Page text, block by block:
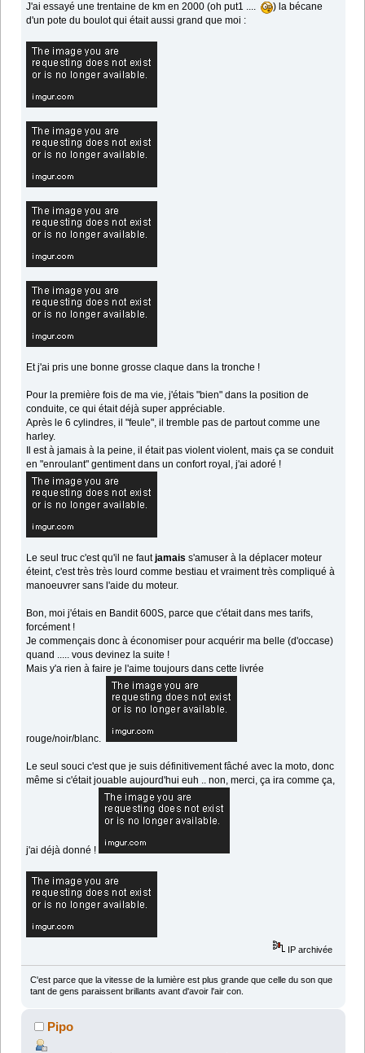
J'ai essayé une trentaine de km en 2000 (oh put1 ....
) la bécane
d'un pote du boulot qui était aussi grand que moi :
Et j'ai pris une bonne grosse claque dans la tronche !
Pour la première fois de ma vie, j'étais "bien" dans la position de
conduite, ce qui était déjà super appréciable.
Après le 6 cylindres, il "feule", il tremble pas de partout comme une
harley.
Il est à jamais à la peine, il était pas violent violent, mais ça se conduit
en "enroulant" gentiment dans un confort royal, j'ai adoré !
Le seul truc c'est qu'il ne fautjamais s'amuser à la déplacer moteur
éteint, c'est très très lourd comme bestiau et vraiment très compliqué à
manoeuvrer sans l'aide du moteur.
Bon, moi j'étais en Bandit 600S, parce que c'était dans mes tarifs,
forcément !
Je commençais donc à économiser pour acquérir ma belle (d'occase)
quand ..... vous devinez la suite !
Mais y'a rien à faire je l'aime toujours dans cette livrée
rouge/noir/blanc.
Le seul souci c'est que je suis définitivement fâché avec la moto, donc
même si c'était jouable aujourd'hui euh .. non, merci, ça ira comme ça,
j'ai déjà donné !
IP archivée
C'est parce que la vitesse de la lumière est plus grande que celle du son que
tant de gens paraissent brillants avant d'avoir l'air con.
Pipo